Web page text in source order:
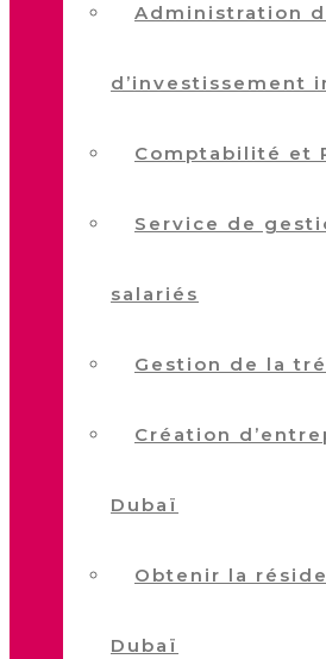
Administration
d’investissement
Comptabilité et
Service de
salariés
Gestion de la
Création
Dubaï
Obtenir la
Dubaï